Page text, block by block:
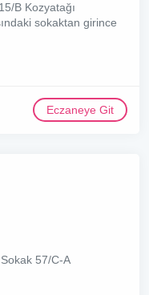
B Kozyatağı
sokaktan girince
Eczaneye Git
57/C-A